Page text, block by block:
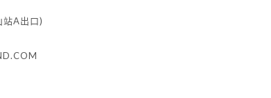
站A出口)